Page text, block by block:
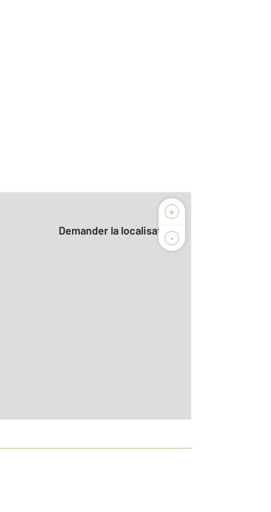
+
-
Demander la localisation